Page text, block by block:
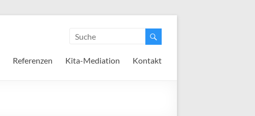
Referenzen Kita-Mediation Kontakt